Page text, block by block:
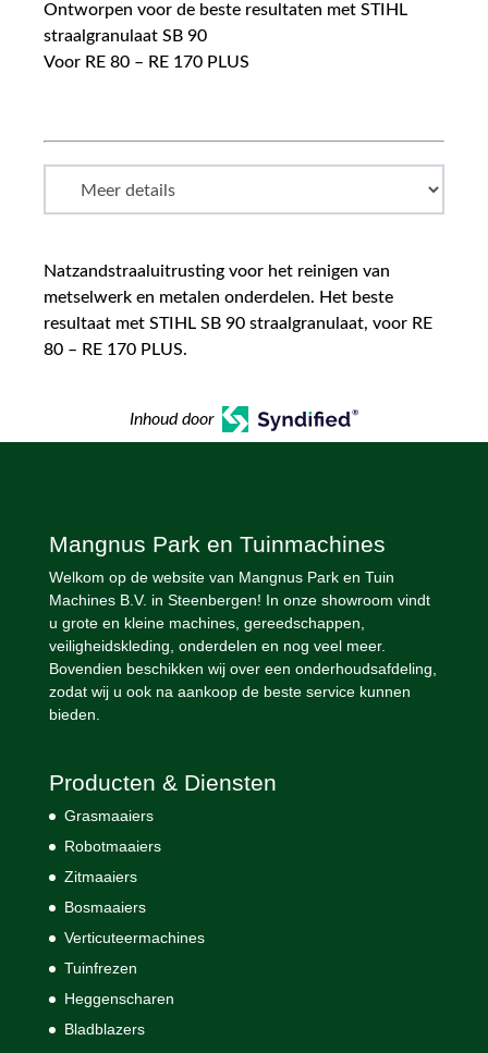
Ontworpen voor de beste resultaten met STIHL
straalgranulaat SB 90
Voor RE 80 – RE 170 PLUS
Natzandstraaluitrusting voor het reinigen van
metselwerk en metalen onderdelen. Het beste
resultaat met STIHL SB 90 straalgranulaat, voor RE
80 – RE 170 PLUS.
Inhoud door
Mangnus Park en Tuinmachines
Welkom op de website van Mangnus Park en Tuin
Machines B.V. in Steenbergen! In onze showroom vindt
u grote en kleine machines, gereedschappen,
veiligheidskleding, onderdelen en nog veel meer.
Bovendien beschikken wij over een onderhoudsafdeling,
zodat wij u ook na aankoop de beste service kunnen
bieden.
Producten & Diensten
Grasmaaiers
Robotmaaiers
Zitmaaiers
Bosmaaiers
Verticuteermachines
Tuinfrezen
Heggenscharen
Bladblazers